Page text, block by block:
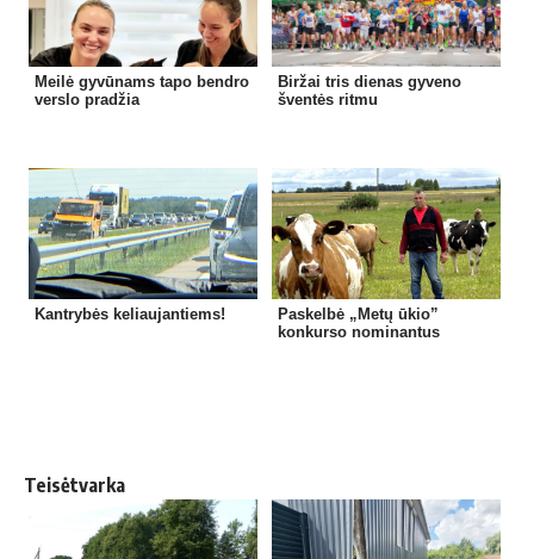
Meilė gyvūnams tapo bendro
verslo pradžia
Biržai tris dienas gyveno
šventės ritmu
Kantrybės keliaujantiems!
Paskelbė „Metų ūkio”
konkurso nominantus
Teisėtvarka